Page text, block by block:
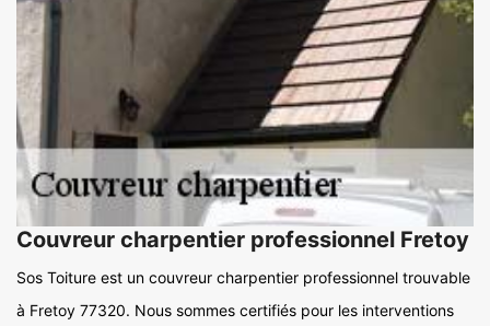
Couvreur charpentier professionnel Fretoy
Sos Toiture est un couvreur charpentier professionnel trouvable
à Fretoy 77320. Nous sommes certifiés pour les interventions